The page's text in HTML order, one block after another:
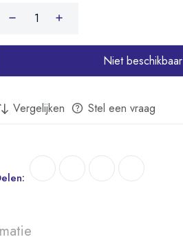
Niet beschikbaar
Vergelijken Stel een vraag